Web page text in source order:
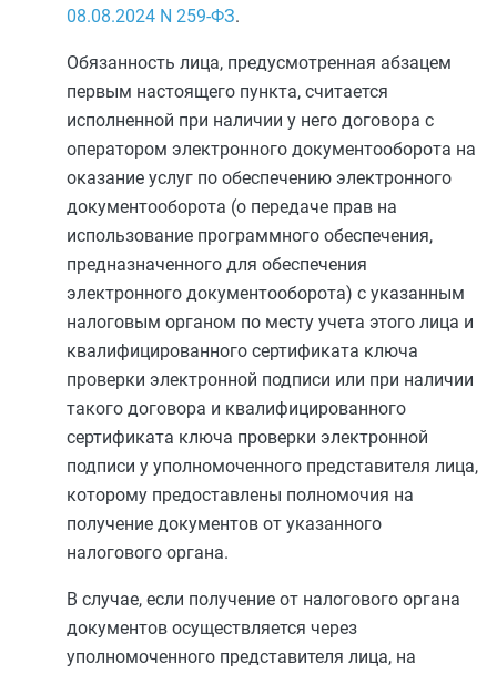
08.08.2024 N 259-ФЗ.
Обязанность лица, предусмотренная абзацем
первым настоящего пункта, считается
исполненной при наличии у него договора с
оператором электронного документооборота на
оказание услуг по обеспечению электронного
документооборота (о передаче прав на
использование программного обеспечения,
предназначенного для обеспечения
электронного документооборота) с указанным
налоговым органом по месту учета этого лица и
квалифицированного сертификата ключа
проверки электронной подписи или при наличии
такого договора и квалифицированного
сертификата ключа проверки электронной
подписи у уполномоченного представителя лица,
которому предоставлены полномочия на
получение документов от указанного
налогового органа.
В случае, если получение от налогового органа
документов осуществляется через
уполномоченного представителя лица, на